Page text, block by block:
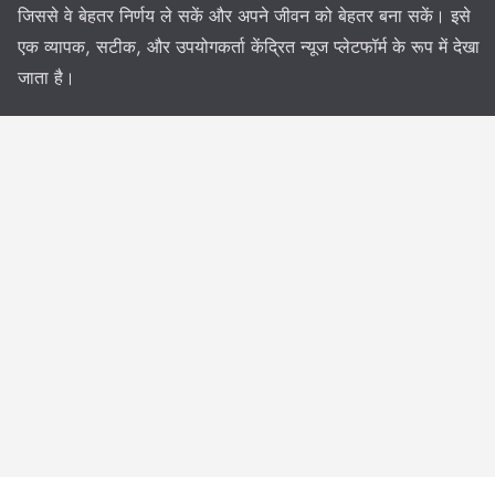
जिससे वे बेहतर निर्णय ले सकें और अपने जीवन को बेहतर बना सकें। इसे
एक व्यापक, सटीक, और उपयोगकर्ता केंद्रित न्यूज प्लेटफॉर्म के रूप में देखा
जाता है।